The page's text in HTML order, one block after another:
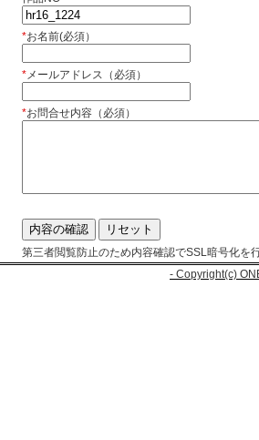
*お名前(必須）
*メールアドレス（必須）
*お問合せ内容（必須）
第三者閲覧防止のため内容確認でSSL暗号化を
- Copyright(c)